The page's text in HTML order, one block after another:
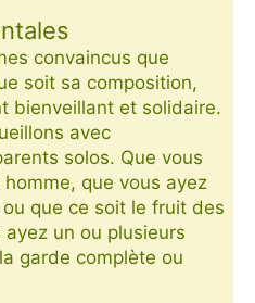
convaincus que
soit sa composition,
bienveillant et solidaire.
avec
solos. Que vous
que vous ayez
que ce soit le fruit des
un ou plusieurs
garde complète ou